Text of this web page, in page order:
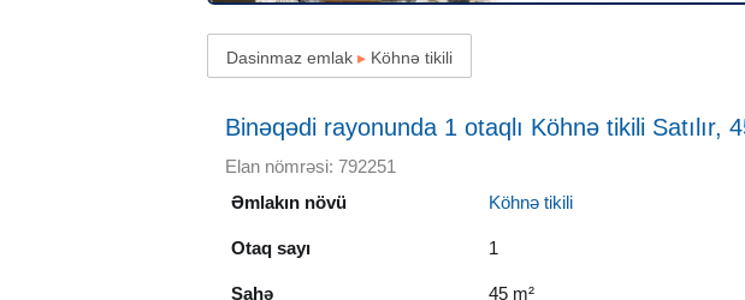
Dasinmaz emlak ▸ Köhnə tikili
Binəqədi rayonunda 1 otaqlı Köhnə tikili Satılır,
Elan nömrəsi: 792251
Əmlakın növü
Köhnə tikili
Otaq sayı 1
Sahə 45 m²